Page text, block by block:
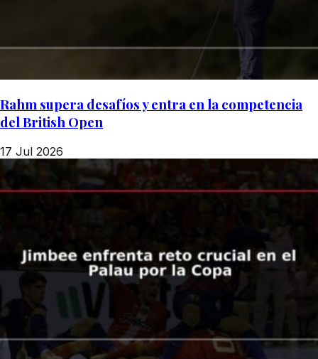
Rahm supera desafíos y entra en la competencia
del British Open
17 Jul 2026